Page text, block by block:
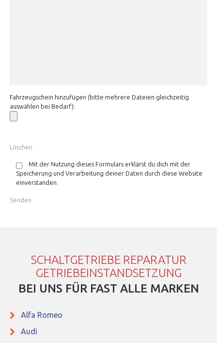
Fahrzeugschein hinzufügen (bitte mehrere Dateien gleichzeitig
auswählen bei Bedarf):
Mit der Nutzung dieses Formulars erklärst du dich mit der
Speicherung und Verarbeitung deiner Daten durch diese Website
einverstanden.
SCHALTGETRIEBE REPARATUR
GETRIEBEINSTANDSETZUNG
BEI UNS FÜR FAST ALLE MARKEN
Alfa Romeo
Audi